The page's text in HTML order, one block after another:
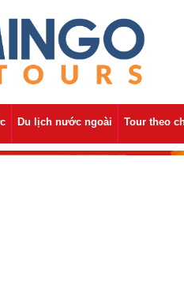
Du lịch nước ngoài Tour theo